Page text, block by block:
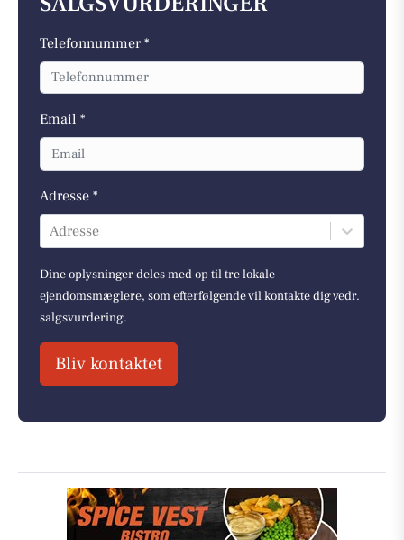
Telefonnummer *
Email *
Adresse *
Adresse
Dine oplysninger deles med op til tre lokale
ejendomsmæglere, som efterfølgende vil kontakte dig vedr.
salgsvurdering.
Bliv kontaktet